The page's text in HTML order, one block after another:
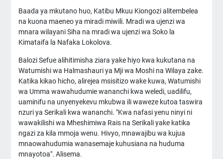
Baada ya mkutano huo, Katibu Mkuu Kiongozi alitembelea
na kuona maeneo ya miradi miwili. Mradi wa ujenzi wa
mnara wilayani Siha na mradi wa ujenzi wa Soko la
Kimataifa la Nafaka Lokolova.
Balozi Sefue alihitimisha ziara yake hiyo kwa kukutana na
Watumishi wa Halmashauri ya Mji wa Moshi na Wilaya zake.
Katika kikao hicho, alirejea msisitizo wake kuwa, Watumishi
wa Umma wawahudumie wananchi kwa weledi, uadilifu,
uaminifu na unyenyekevu mkubwa ili waweze kutoa taswira
nzuri ya Serikali kwa wananchi. "Kwa nafasi yenu ninyi ni
wawakilishi wa Mheshimiwa Rais na Serikali yake katika
ngazi za kila mmoja wenu. Hivyo, mnawajibu wa kujua
mnaowahudumia wanasemaje kuhusiana na huduma
mnayotoa". Alisema.